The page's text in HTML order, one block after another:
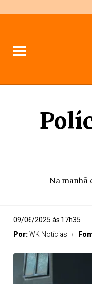
Na manhã
09/06/2025 às 17h35
Por:WK Notícias